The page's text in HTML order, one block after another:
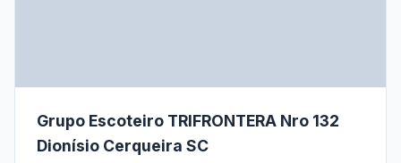
Grupo Escoteiro TRIFRONTERA Nro 132
Dionísio Cerqueira SC